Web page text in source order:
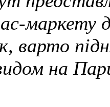
маркету
варто
на